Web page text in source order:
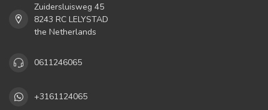
Zuidersluisweg 45
8243 RC LELYSTAD
the Netherlands
0611246065
+3161124065